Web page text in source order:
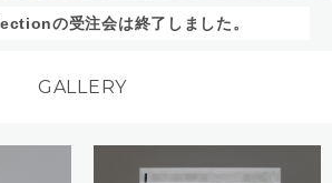
の受注会は終了しました。
GALLERY